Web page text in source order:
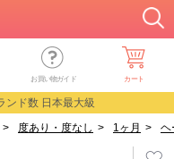
お買い物ガイド カート
ンド数 日本最大級
> 度あり・度なし > 1ヶ月 > ヘ